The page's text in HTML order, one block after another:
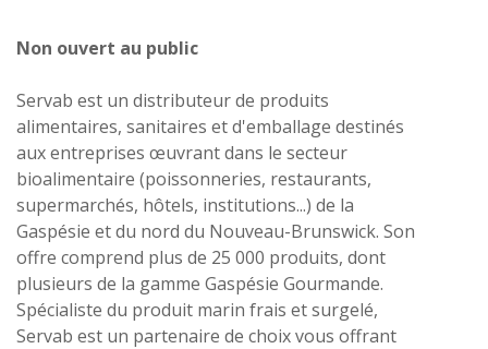
Non ouvert au public
Servab est un distributeur de produits
alimentaires, sanitaires et d'emballage destinés
aux entreprises œuvrant dans le secteur
bioalimentaire (poissonneries, restaurants,
supermarchés, hôtels, institutions...) de la
Gaspésie et du nord du Nouveau-Brunswick. Son
offre comprend plus de 25 000 produits, dont
plusieurs de la gamme Gaspésie Gourmande.
Spécialiste du produit marin frais et surgelé,
Servab est un partenaire de choix vous offrant